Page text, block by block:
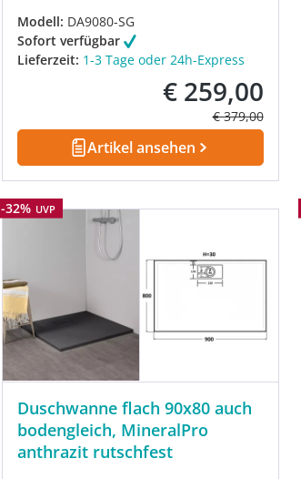
Modell: DA9080-SG
Sofort verfügbar
Lieferzeit: 1-3 Tage oder 24h-Express
Verkaufspreis:
€ 259,00
Regulärer Preis:
€ 379,00
Artikel ansehen
Rabatt
-32% UVP
Duschwanne flach 90x80 auch
bodengleich, MineralPro
anthrazit rutschfest